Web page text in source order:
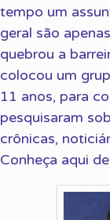
tempo um
geral são
quebrou a
colocou um
11 anos, para
pesquisaram
crônicas,
Conheça aqui